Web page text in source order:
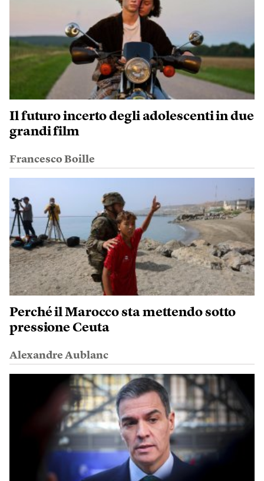
Il futuro incerto degli adolescenti in due
grandi film
Francesco Boille
Perché il Marocco sta mettendo sotto
pressione Ceuta
Alexandre Aublanc